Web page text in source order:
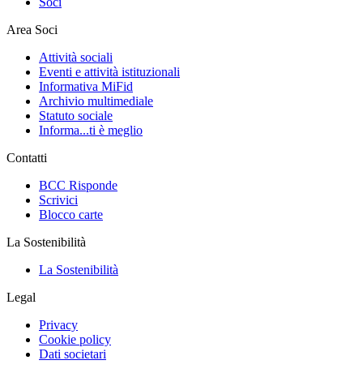
Area Soci
Attività sociali
Eventi e attività istituzionali
Informativa MiFid
Archivio multimediale
Statuto sociale
Informa...ti è meglio
Contatti
BCC Risponde
Scrivici
Blocco carte
La Sostenibilità
La Sostenibilità
Legal
Privacy
Cookie policy
Dati societari